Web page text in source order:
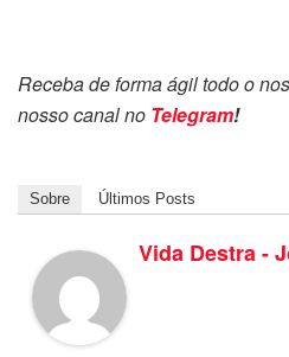
Receba de forma ágil todo o
nosso canal no Telegram!
Sobre Últimos Posts
Vida Destra -